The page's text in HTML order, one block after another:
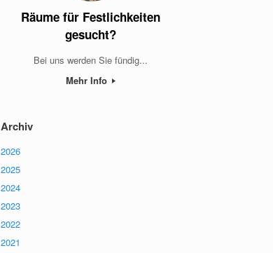
Räume für Festlichkeiten
gesucht?
Bei uns werden Sie fündig...
Mehr Info
Archiv
2026
2025
2024
2023
2022
2021